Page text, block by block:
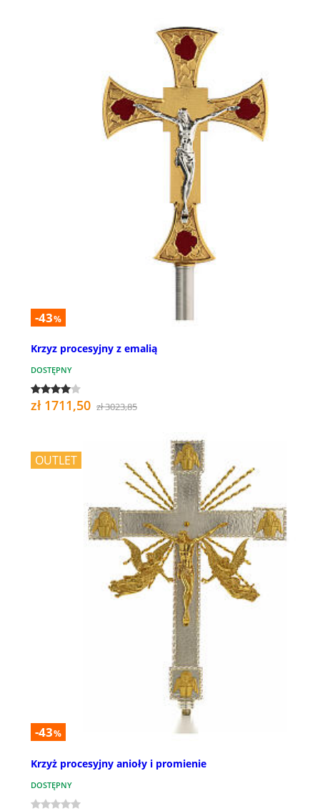
-43%
Krzyz procesyjny z emalią
DOSTĘPNY
zł 1711,50 zł 3023,85
OUTLET
-43%
Krzyż procesyjny anioły i promienie
DOSTĘPNY